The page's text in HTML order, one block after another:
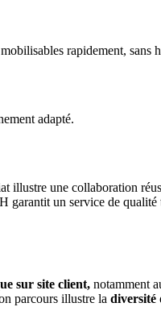
rapidement, sans
adapté.
illustre une collaboration
garantit un service de qualité
sur site client, notamment
parcours illustre la diversité